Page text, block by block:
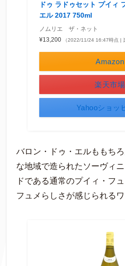
ドゥ ラドゥセット プイィ
エル 2017 750ml
ノムリエ ザ・ネット
¥13,200
（2022/11/24 16:47時点 |
Amazon
楽天市場
Yahooショッ
バロン・ドゥ・エルももち
な地域で造られたソーヴィ
ドである通常のプイィ・フ
フュメらしさが感じられるワ